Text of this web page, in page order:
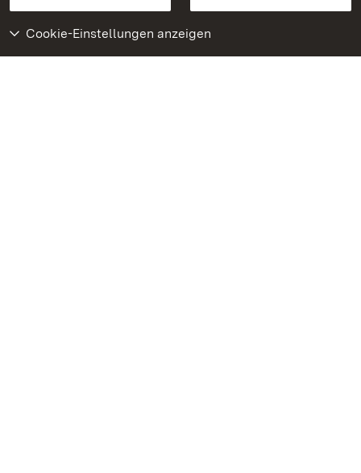
Cookie-Einstellungen anzeigen
Weiteres